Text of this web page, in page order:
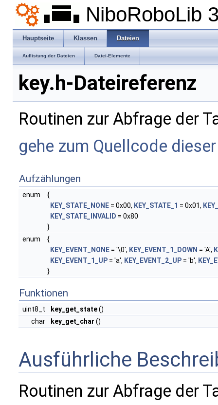
NiboRoboLib
Hauptseite Klassen Dateien
Auflistung der Dateien Datei-Elemente
key.h-Dateireferenz
Routinen zur Abfrage der
gehe zum Quellcode
Aufzählungen
enum
{
KEY_STATE_NONE = 0x00, KEY_STATE_1 = 0x01,
KEY_STATE_INVALID = 0x80
}
enum
{
KEY_EVENT_NONE = '\0', KEY_EVENT_1_DOWN = 'A',
KEY_EVENT_1_UP = 'a', KEY_EVENT_2_UP = 'b',
}
Funktionen
uint8_t key_get_state()
char
key_get_char ()
Ausführliche
Routinen zur Abfrage der